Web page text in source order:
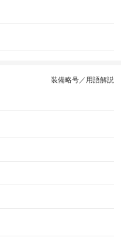
装備略号／用語解説